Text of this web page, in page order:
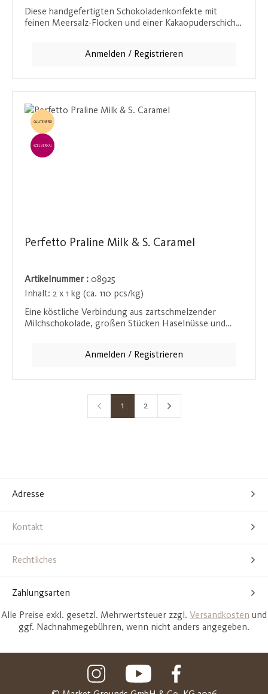
Diese handgefertigten Schokoladenkonfekte mit
feinen Meersalz-Flocken und einer Kakaopuderschicht
Kombination aus süßen und salzigen Aromen zu
Anmelden / Registrieren
GLUTENFREI
EINZELVERKAUF
Perfetto Praline Milk & S. Caramel
Artikelnummer : 08925
Inhalt: 2 x 1 kg (ca. 110 pcs/kg)
Eine köstliche Verbindung aus zartschmelzender
Milchschokolade, großen Stücken Haselnüsse und
Pralinenkollektion und überzeugt mit ihrem
Anmelden / Registrieren
Seite
1 Seite
2
Adresse
Kontakt
Rechtliches
Zahlungsarten
Alle Preise exkl. gesetzl. Mehrwertsteuer zzgl. Versandkosten und
ggf. Nachnahmegebühren, wenn nicht anders angegeben.